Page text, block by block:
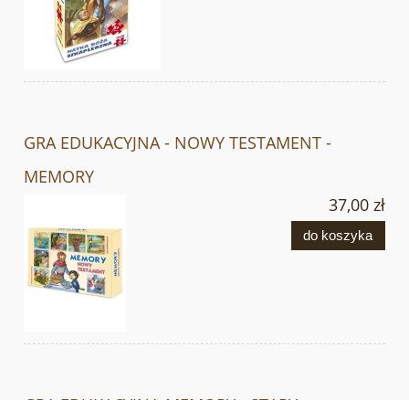
GRA EDUKACYJNA - NOWY TESTAMENT -
MEMORY
37,00 zł
do koszyka